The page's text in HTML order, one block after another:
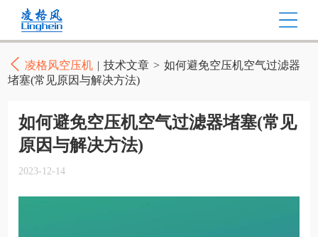
凌格风空压机 | 技术文章 > 如何避免空压机空气过滤器
堵塞(常见原因与解决方法)
如何避免空压机空气过滤器堵塞(常见
原因与解决方法)
2023-12-14